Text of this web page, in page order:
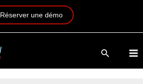
Réserver une démo